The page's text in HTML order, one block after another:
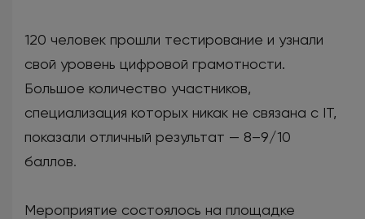
120 человек прошли тестирование и узнали
свой уровень цифровой грамотности.
Большое количество участников,
специализация которых никак не связана с IT,
показали отличный результат — 8–9/10
баллов.
Мероприятие состоялось на площадке